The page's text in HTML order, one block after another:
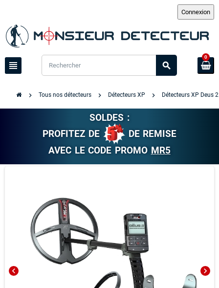
view_headline search
0
chevron_right Tous nos détecteurs chevron_right Détecteurs XP chevron_right Détecteurs XP Deus
SOLDES :
PROFITEZ DE
DE REMISE
AVEC LE CODE PROMO MR5
chevron_left chevron_right